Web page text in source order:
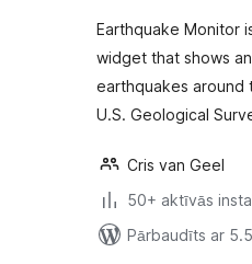
Earthquake Monitor
widget that shows
earthquakes around
U.S. Geological
Cris van Geel
50+ aktīvās
Pārbaudīts ar